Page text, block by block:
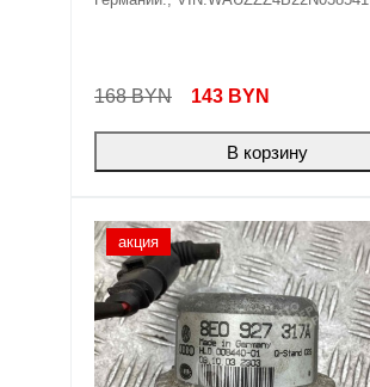
168 BYN 143 BYN
В корзину
акция